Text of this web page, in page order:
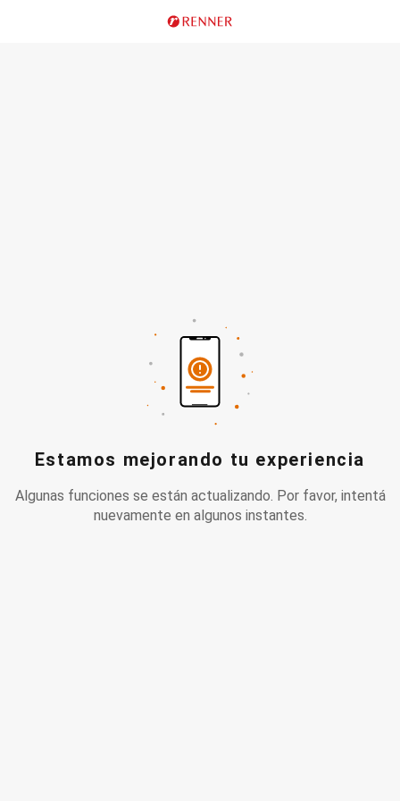
Estamos mejorando tu experiencia
Algunas funciones se están actualizando. Por favor, intentá
nuevamente en algunos instantes.